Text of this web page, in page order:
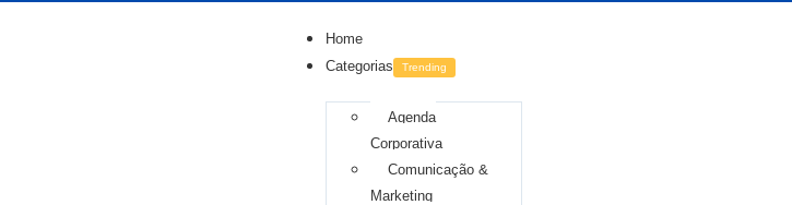
Home
Categorias
Trending
Agenda
Corporativa
Comunicação &
Marketing